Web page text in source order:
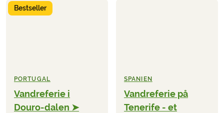
Bestseller
PORTUGAL
Vandreferie i
Douro-dalen ➤
SPANIEN
Vandreferie på
Tenerife - et